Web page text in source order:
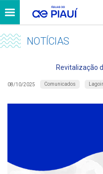
NOTÍCIAS
Revitalização
08/10/2025 Comunicados